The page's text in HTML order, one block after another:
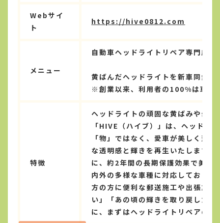
Webサイ
ト
https://hive0812.com
メニュー
自動車ヘッドライトリペア専門店
黄ばんだヘッドライトを新車同然に
※創業以来、利用者の100%は車検
特徴
ヘッドライトの頑固な黄ばみや曇
「HIVE（ハイブ）」は、ヘッドラ
「物」ではなく、愛車が美しく蘇
な透明感と輝きを再生いたします
に、約2年間の長期保護効果で美し
内外の多様な車種に対応しており
方の方に便利な郵送施工や出張施
い」「あの頃の輝きを取り戻した
に、まずはヘッドライトリペアの